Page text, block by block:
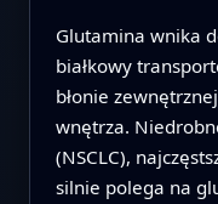
Glutamina wnika
białkowy
błonie
wnętrza.
(NSCLC),
silnie polega na